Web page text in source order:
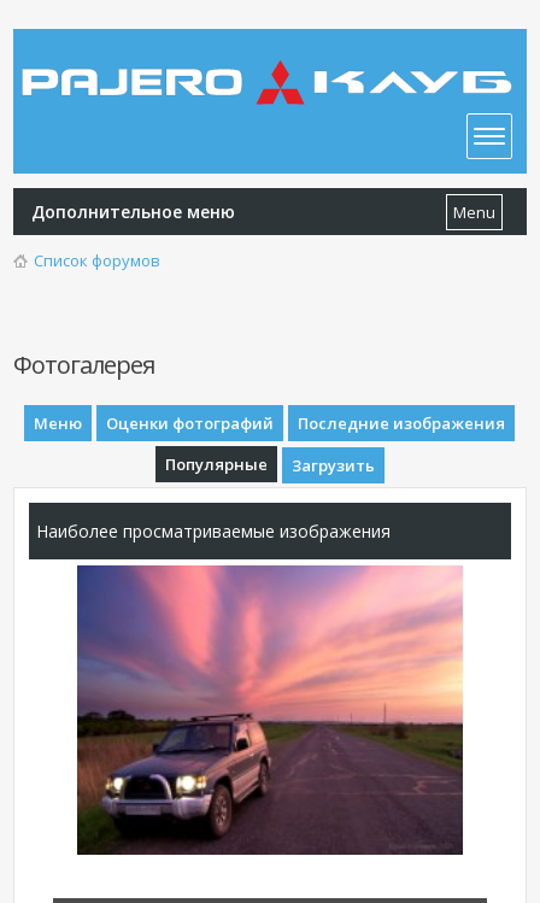
Дополнительное меню Menu
Список форумов
Фотогалерея
Меню Оценки фотографий
Последние изображения
Популярные
Загрузить
Наиболее просматриваемые изображения